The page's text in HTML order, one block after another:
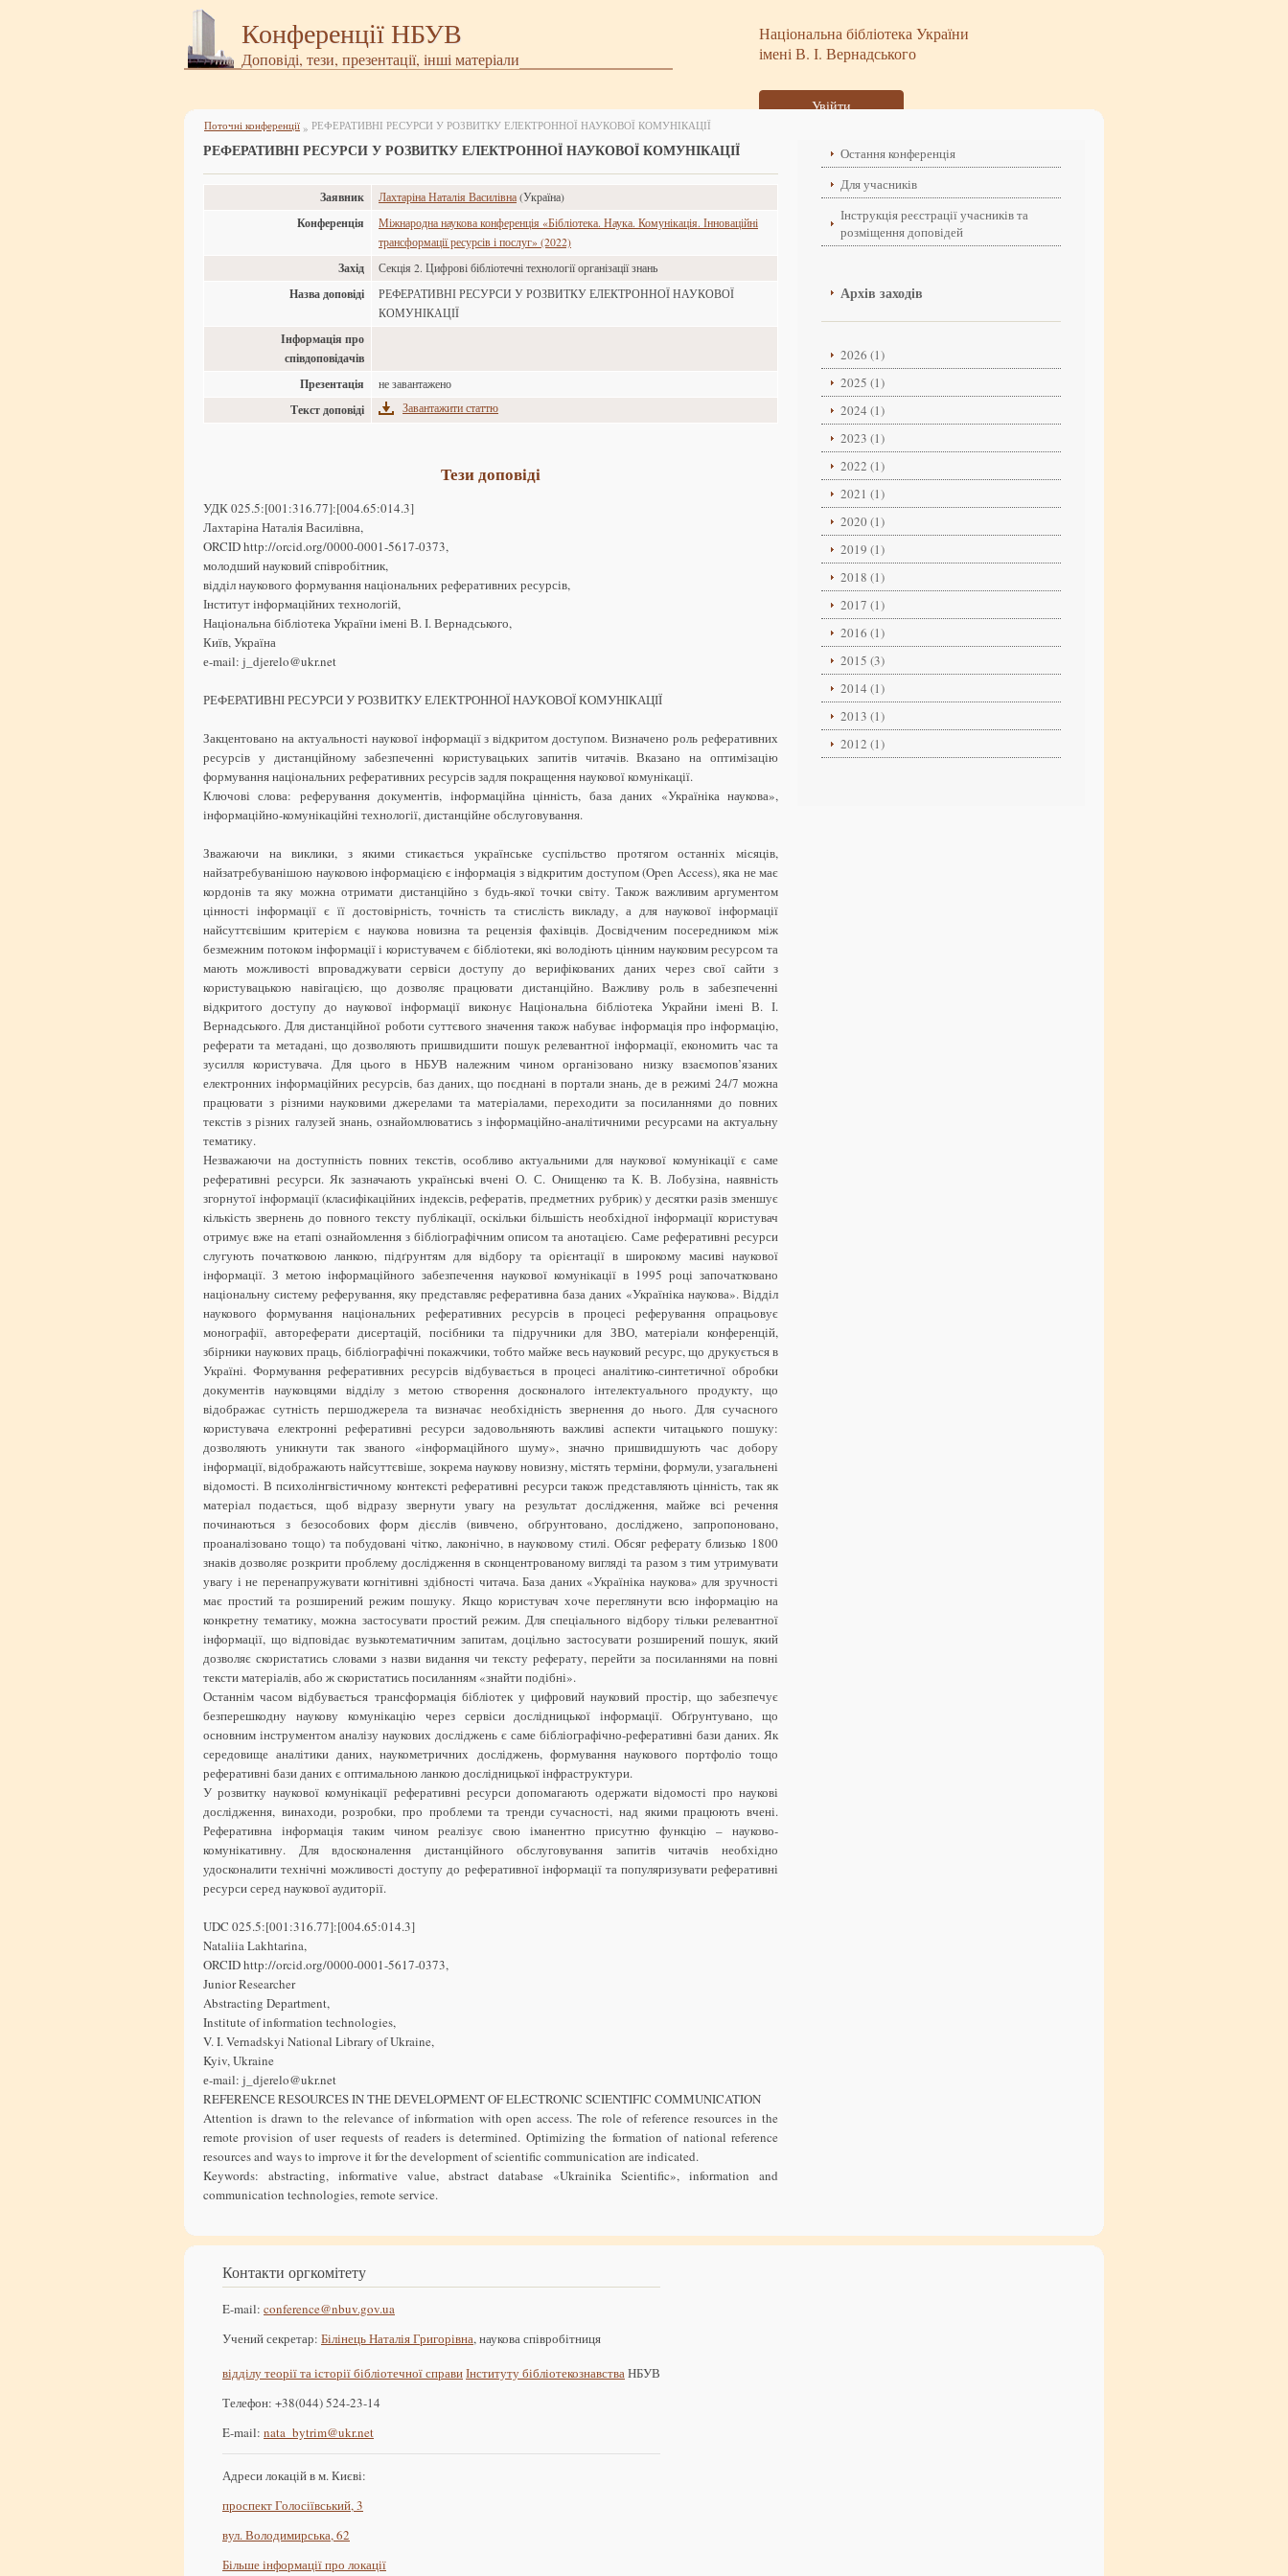
Конференції НБУВ
Доповіді, тези, презентації, інші матеріали
Національна бібліотека України
імені В. І. Вернадського
Увійти
Поточні конференції » РЕФЕРАТИВНІ РЕСУРСИ У РОЗВИТКУ ЕЛЕКТРОННОЇ НАУКОВОЇ КОМУНІКАЦІЇ
РЕФЕРАТИВНІ РЕСУРСИ У РОЗВИТКУ ЕЛЕКТРОННОЇ НАУКОВОЇ КОМУНІКАЦІЇ
Заявник Лахтаріна Наталія Василівна (Україна)
Конференція
Міжнародна наукова конференція «Бібліотека. Наука. Комунікація. Інноваційні
трансформації ресурсів і послуг» (2022)
Захід Секція 2. Цифрові бібліотечні технології організації знань
Назва доповіді
РЕФЕРАТИВНІ РЕСУРСИ У РОЗВИТКУ ЕЛЕКТРОННОЇ НАУКОВОЇ
КОМУНІКАЦІЇ
Інформація про
співдоповідачів
Презентація
не завантажено
Текст доповіді Завантажити статтю
Тези доповіді
УДК 025.5:[001:316.77]:[004.65:014.3]
Лахтаріна Наталія Василівна,
ORCID http://orcid.org/0000-0001-5617-0373,
молодший науковий співробітник,
відділ наукового формування національних реферативних ресурсів,
Інститут інформаційних технологій,
Національна бібліотека України імені В. І. Вернадського,
Київ, Україна
е-mail: j_djerelo@ukr.net
РЕФЕРАТИВНІ РЕСУРСИ У РОЗВИТКУ ЕЛЕКТРОННОЇ НАУКОВОЇ КОМУНІКАЦІЇ
Закцентовано на актуальності наукової інформації з відкритом доступом. Визначено роль реферативних
ресурсів у дистанційному забезпеченні користувацьких запитів читачів. Вказано на оптимізацію
формування національних реферативних ресурсів задля покращення наукової комунікації.
Ключові слова: реферування документів, інформаційна цінність, база даних «Україніка наукова»,
інформаційно-комунікаційні технології, дистанційне обслуговування.
Зважаючи на виклики, з якими стикається українське суспільство протягом останніх місяців,
найзатребуванішою науковою інформацією є інформація з відкритим доступом (Open Access), яка не має
кордонів та яку можна отримати дистанційно з будь-якої точки світу. Також важливим аргументом
цінності інформації є її достовірність, точність та стислість викладу, а для наукової інформації
найсуттєвішим критерієм є наукова новизна та рецензія фахівців. Досвідченим посередником між
безмежним потоком інформації і користувачем є бібліотеки, які володіють цінним науковим ресурсом та
мають можливості впроваджувати сервіси доступу до верифікованих даних через свої сайти з
користувацькою навігацією, що дозволяє працювати дистанційно. Важливу роль в забезпеченні
відкритого доступу до наукової інформації виконує Національна бібліотека Украйни імені В. І.
Вернадського. Для дистанційної роботи суттєвого значення також набуває інформація про інформацію,
реферати та метадані, що дозволяють пришвидшити пошук релевантної інформації, економить час та
зусилля користувача. Для цього в НБУВ належним чином організовано низку взаємопов’язаних
електронних інформаційних ресурсів, баз даних, що поєднані в портали знань, де в режимі 24/7 можна
працювати з різними науковими джерелами та матеріалами, переходити за посиланнями до повних
текстів з різних галузей знань, ознайомлюватись з інформаційно-аналітичними ресурсами на актуальну
тематику.
Незважаючи на доступність повних текстів, особливо актуальними для наукової комунікації є саме
реферативні ресурси. Як зазначають українські вчені О. С. Онищенко та К. В. Лобузіна, наявність
згорнутої інформації (класифікаційних індексів, рефератів, предметних рубрик) у десятки разів зменшує
кількість звернень до повного тексту публікації, оскільки більшість необхідної інформації користувач
отримує вже на етапі ознайомлення з бібліографічним описом та анотацією. Саме реферативні ресурси
слугують початковою ланкою, підґрунтям для відбору та орієнтації в широкому масиві наукової
інформації. З метою інформаційного забезпечення наукової комунікації в 1995 році започатковано
національну систему реферування, яку представляє реферативна база даних «Україніка наукова». Відділ
наукового формування національних реферативних ресурсів в процесі реферування опрацьовує
монографії, автореферати дисертацій, посібники та підручники для ЗВО, матеріали конференцій,
збірники наукових праць, бібліографічні покажчики, тобто майже весь науковий ресурс, що друкується в
Україні. Формування реферативних ресурсів відбувається в процесі аналітико-синтетичної обробки
документів науковцями відділу з метою створення досконалого інтелектуального продукту, що
відображає сутність першоджерела та визначає необхідність звернення до нього. Для сучасного
користувача електронні реферативні ресурси задовольняють важливі аспекти читацького пошуку:
дозволяють уникнути так званого «інформаційного шуму», значно пришвидшують час добору
інформації, відображають найсуттєвіше, зокрема наукову новизну, містять терміни, формули, узагальнені
відомості. В психолінгвістичному контексті реферативні ресурси також представляють цінність, так як
матеріал подається, щоб відразу звернути увагу на результат дослідження, майже всі речення
починаються з безособових форм дієслів (вивчено, обґрунтовано, досліджено, запропоновано,
проаналізовано тощо) та побудовані чітко, лаконічно, в науковому стилі. Обсяг реферату близько 1800
знаків дозволяє розкрити проблему дослідження в сконцентрованому вигляді та разом з тим утримувати
увагу і не перенапружувати когнітивні здібності читача. База даних «Україніка наукова» для зручності
має простий та розширений режим пошуку. Якщо користувач хоче переглянути всю інформацію на
конкретну тематику, можна застосувати простий режим. Для спеціального відбору тільки релевантної
інформації, що відповідає вузькотематичним запитам, доцільно застосувати розширений пошук, який
дозволяє скористатись словами з назви видання чи тексту реферату, перейти за посиланнями на повні
тексти матеріалів, або ж скористатись посиланням «знайти подібні».
Останнім часом відбувається трансформація бібліотек у цифровий науковий простір, що забезпечує
безперешкодну наукову комунікацію через сервіси дослідницької інформації. Обґрунтувано, що
основним інструментом аналізу наукових досліджень є саме бібліографічно-реферативні бази даних. Як
середовище аналітики даних, наукометричних досліджень, формування наукового портфоліо тощо
реферативні бази даних є оптимальною ланкою дослідницької інфраструктури.
У розвитку наукової комунікації реферативні ресурси допомагають одержати відомості про наукові
дослідження, винаходи, розробки, про проблеми та тренди сучасності, над якими працюють вчені.
Реферативна інформація таким чином реалізує свою іманентно присутню функцію – науково-
комунікативну. Для вдосконалення дистанційного обслуговування запитів читачів необхідно
удосконалити технічні можливості доступу до реферативної інформації та популяризувати реферативні
ресурси серед наукової аудиторії.
UDC 025.5:[001:316.77]:[004.65:014.3]
Nataliia Lakhtarina,
ORCID http://orcid.org/0000-0001-5617-0373,
Junior Researcher
Abstracting Department,
Institute of information technologies,
V. I. Vernadskyi National Library of Ukraine,
Kyiv, Ukraine
е-mail: j_djerelo@ukr.net
REFERENCE RESOURCES IN THE DEVELOPMENT OF ELECTRONIC SCIENTIFIC COMMUNICATION
Attention is drawn to the relevance of information with open access. The role of reference resources in the
remote provision of user requests of readers is determined. Optimizing the formation of national reference
resources and ways to improve it for the development of scientific communication are indicated.
Keywords: abstracting, informative value, abstract database «Ukrainika Scientific», information and
communication technologies, remote service.
Остання конференція
Для учасників
Інструкція реєстрації учасників та
розміщення доповідей
Архів заходів
2026 (1)
2025 (1)
2024 (1)
2023 (1)
2022 (1)
2021 (1)
2020 (1)
2019 (1)
2018 (1)
2017 (1)
2016 (1)
2015 (3)
2014 (1)
2013 (1)
2012 (1)
Контакти оргкомітету
E-mail: conference@nbuv.gov.ua
Учений секретар: Білінець Наталія Григорівна, наукова співробітниця
відділу теорії та історії бібліотечної справиІнституту бібліотекознавстваНБУВ
Телефон: +38(044) 524-23-14
E-mail: nata_bytrim@ukr.net
Адреси локацій в м. Києві:
проспект Голосіївський, 3
вул. Володимирська, 62
Більше інформації про локації